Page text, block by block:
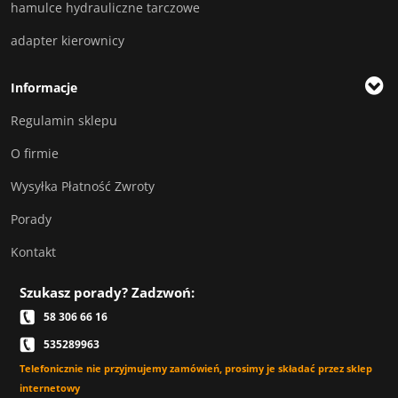
hamulce hydrauliczne tarczowe
adapter kierownicy
Informacje
Regulamin sklepu
O firmie
Wysyłka Płatność Zwroty
Porady
Kontakt
Szukasz porady? Zadzwoń:
58 306 66 16
535289963
Telefonicznie nie przyjmujemy zamówień, prosimy je składać przez sklep
internetowy